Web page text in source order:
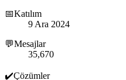
📅Katılım
9 Ara 2024
💬Mesajlar
35,670
✔️Çözümler